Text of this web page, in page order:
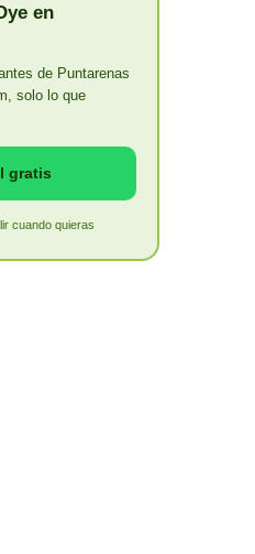
en
de Puntarenas
solo lo que
gratis
cuando quieras